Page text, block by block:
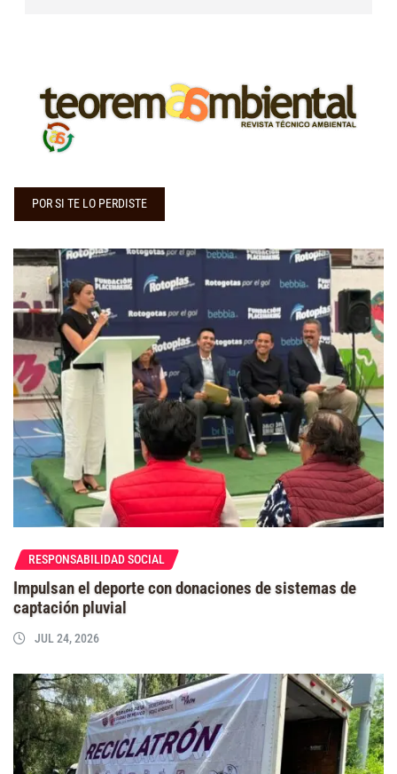
POR SI TE LO PERDISTE
RESPONSABILIDAD SOCIAL
Impulsan el deporte con donaciones de sistemas de
captación pluvial
JUL 24, 2026